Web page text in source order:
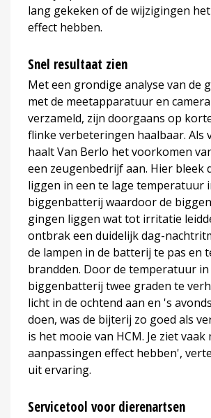
lang gekeken of de wijzigingen
effect hebben.
Snel resultaat zien
Met een grondige analyse van de
met de meetapparatuur en
verzameld, zijn doorgaans op
flinke verbeteringen haalbaar. Als
haalt Van Berlo het voorkomen
een zeugenbedrijf aan. Hier bleek
liggen in een te lage temperatuur
biggenbatterij waardoor de
gingen liggen wat tot irritatie
ontbrak een duidelijk dag-
de lampen in de batterij te pas en
brandden. Door de temperatuur in
biggenbatterij twee graden te
licht in de ochtend aan en 's
doen, was de bijterij zo goed als
is het mooie van HCM. Je ziet
aanpassingen effect hebben',
uit ervaring.
Servicetool voor dierenartsen